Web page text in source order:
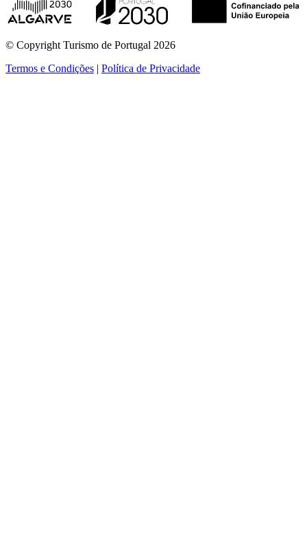
© Copyright Turismo de Portugal 2026
Termos e Condições | Política de Privacidade